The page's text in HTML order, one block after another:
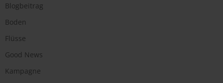
Blogbeitrag
Boden
Flüsse
Good News
Kampagne